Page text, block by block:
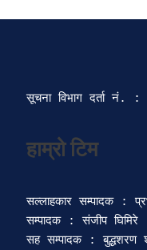
सूचना विभाग दर्ता‍
हाम्रो टिम
सल्लाहकार सम्पादक :
सम्पादक : संजीप
सह सम्पादक : बुद्धशरण